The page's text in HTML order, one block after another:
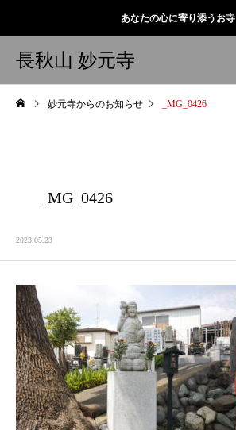
あなたの心に寄り添うお寺
長秋山 妙元寺
妙元寺からのお知らせ _MG_0426
_MG_0426
2023.05.23